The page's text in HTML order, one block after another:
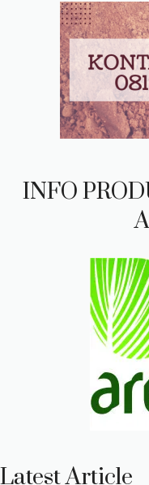
INFO
Latest Article